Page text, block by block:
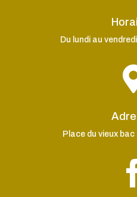
Du lundi au
Place du vieux